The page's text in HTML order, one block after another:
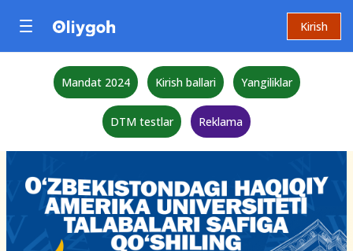
Kirish
Mandat 2024 Kirish ballari Yangiliklar
DTM testlar Reklama